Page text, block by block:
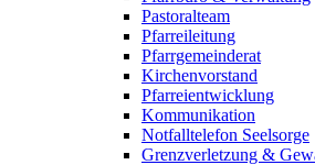
Pastoralteam
Pfarreileitung
Pfarrgemeinderat
Kirchenvorstand
Pfarreientwicklung
Kommunikation
Notfalltelefon Seelsorge
Grenzverletzung &